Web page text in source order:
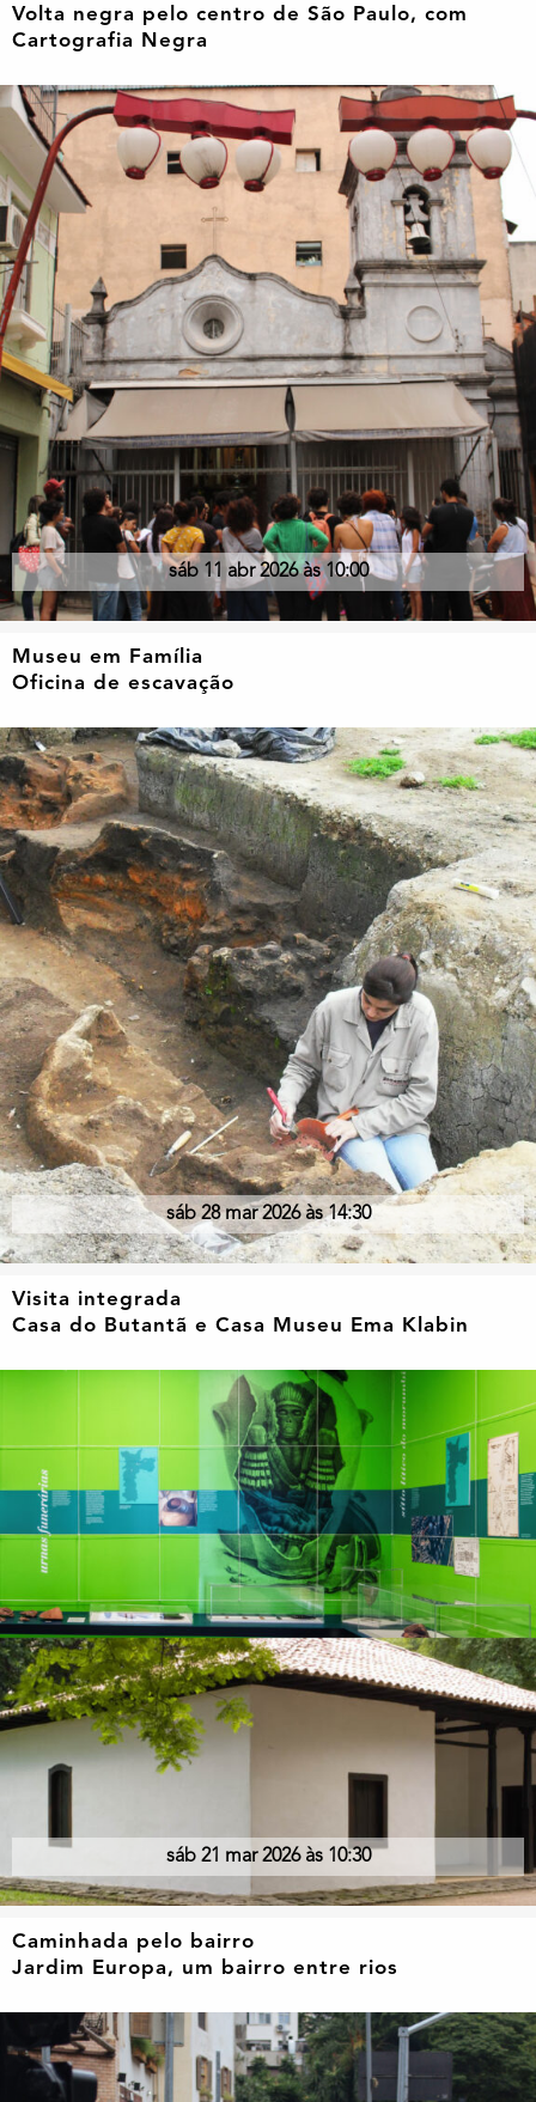
Volta negra pelo centro de São Paulo, com
Cartografia Negra
sáb 11 abr 2026 às 10:00
Museu em Família
Oficina de escavação
sáb 28 mar 2026 às 14:30
Visita integrada
Casa do Butantã e Casa Museu Ema Klabin
sáb 21 mar 2026 às 10:30
Caminhada pelo bairro
Jardim Europa, um bairro entre rios